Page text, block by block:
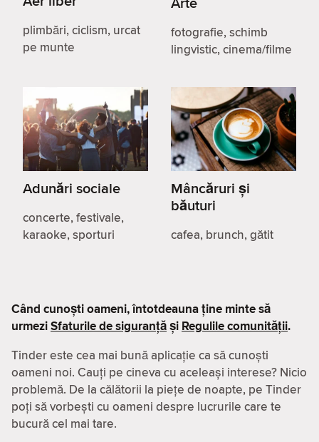
plimbări, ciclism, urcat
pe munte
fotografie, schimb
lingvistic, cinema/filme
Adunări sociale
concerte, festivale,
karaoke, sporturi
Mâncăruri și
băuturi
cafea, brunch, gătit
Când cunoști oameni, întotdeauna ține minte să
urmeziSfaturile de siguranțăși Regulile comunității.
Tinder este cea mai bună aplicație ca să cunoști
oameni noi. Cauți pe cineva cu aceleași interese? Nicio
problemă. De la călătorii la piețe de noapte, pe Tinder
poți să vorbești cu oameni despre lucrurile care te
bucură cel mai tare.